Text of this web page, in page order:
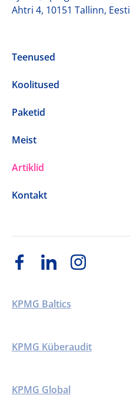
Ahtri 4, 10151 Tallinn, Eesti
Teenused
Koolitused
Paketid
Meist
Artiklid
Kontakt
KPMG Baltics
KPMG Küberaudit
KPMG Global